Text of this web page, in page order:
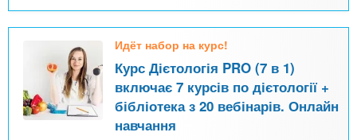
Идёт набор на курс!
Курс Дієтологія PRO (7 в 1)
включає 7 курсів по дієтології +
бібліотека з 20 вебінарів. Онлайн
навчання